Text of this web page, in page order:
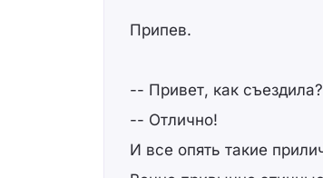
Припев.
-- Привет, как съездила?
-- Отлично!
И все опять такие